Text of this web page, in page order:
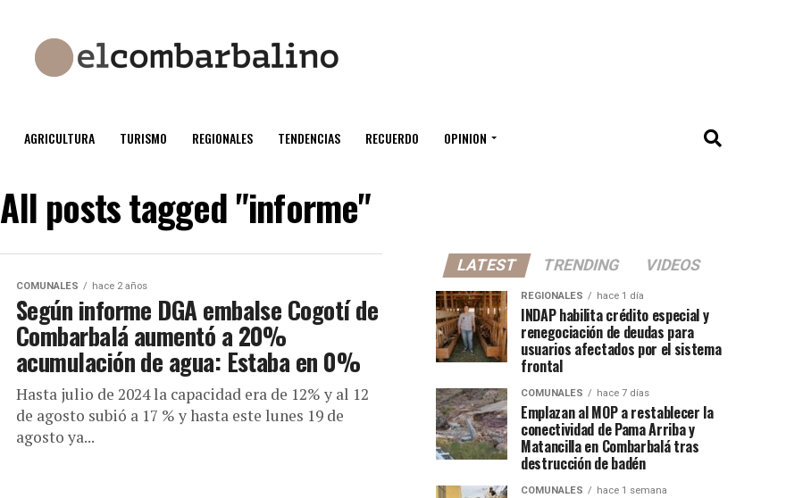
AGRICULTURA TURISMO REGIONALES TENDENCIAS RECUERDO OPINION
All posts tagged "informe"
COMUNALES hace 2 años
Según informe DGA embalse Cogotí de
Combarbalá aumentó a 20%
acumulación de agua: Estaba en 0%
Hasta julio de 2024 la capacidad era de 12% y al 12
de agosto subió a 17 % y hasta este lunes 19 de
agosto ya...
LATEST TRENDING VIDEOS
REGIONALES hace 1 día
INDAP habilita crédito especial y
renegociación de deudas para
usuarios afectados por el sistema
frontal
COMUNALES hace 7 días
Emplazan al MOP a restablecer la
conectividad de Pama Arriba y
Matancilla en Combarbalá tras
destrucción de badén
COMUNALES hace 1 semana